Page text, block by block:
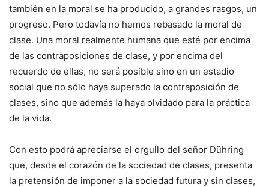
también en la moral se ha producido, a grandes rasgos, un
progreso. Pero todavía no hemos rebasado la moral de
clase. Una moral realmente humana que esté por encima
de las contraposiciones de clase, y por encima del
recuerdo de ellas, no será posible sino en un estadio
social que no sólo haya superado la contraposición de
clases, sino que además la haya olvidado para la práctica
de la vida.
Con esto podrá apreciarse el orgullo del señor Dühring
que, desde el corazón de la sociedad de clases, presenta
la pretensión de imponer a la sociedad futura y sin clases,